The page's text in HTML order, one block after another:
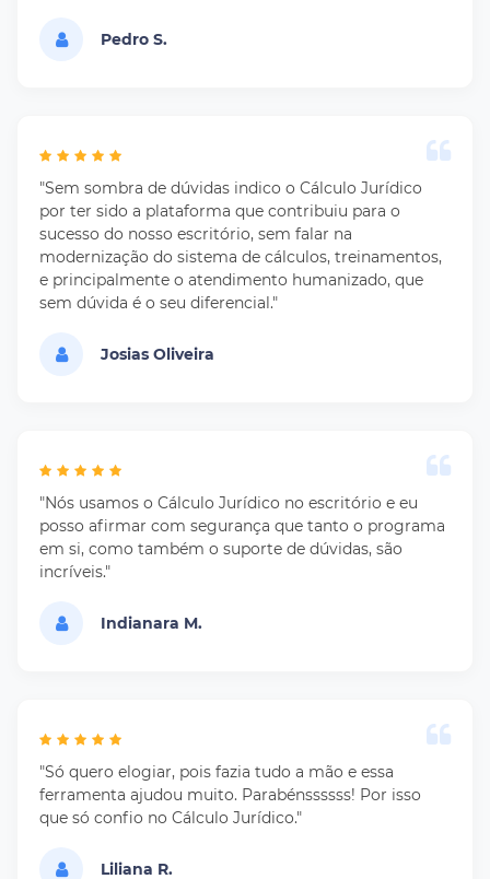
Pedro S.
"Sem sombra de dúvidas indico o Cálculo Jurídico
por ter sido a plataforma que contribuiu para o
sucesso do nosso escritório, sem falar na
modernização do sistema de cálculos, treinamentos,
e principalmente o atendimento humanizado, que
sem dúvida é o seu diferencial."
Josias Oliveira
"Nós usamos o Cálculo Jurídico no escritório e eu
posso afirmar com segurança que tanto o programa
em si, como também o suporte de dúvidas, são
incríveis."
Indianara M.
"Só quero elogiar, pois fazia tudo a mão e essa
ferramenta ajudou muito. Parabénssssss! Por isso
que só confio no Cálculo Jurídico."
Liliana R.